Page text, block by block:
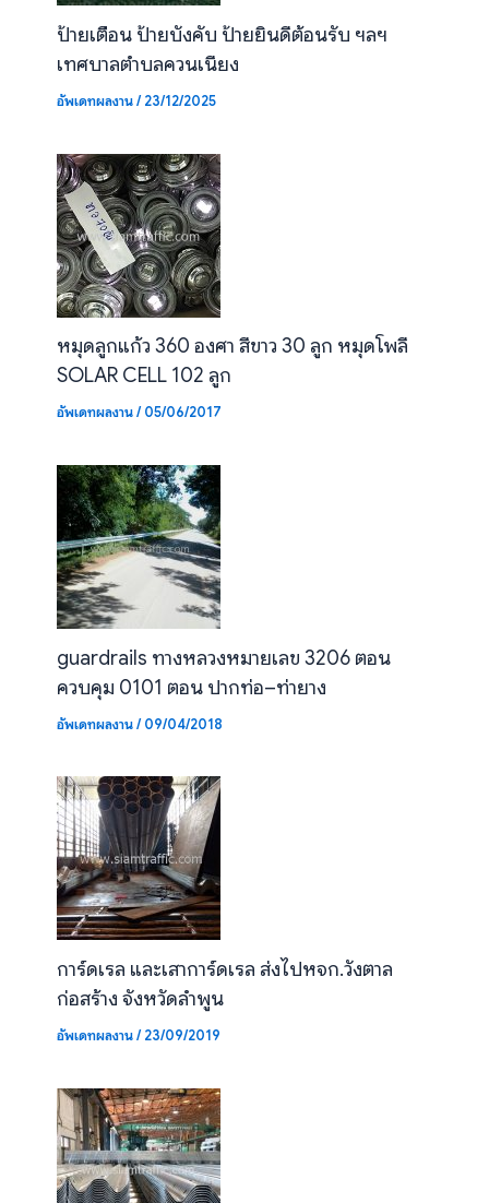
ป้ายเตือน ป้ายบังคับ ป้ายยินดีต้อนรับ ฯลฯ
เทศบาลตำบลควนเนียง
อัพเดทผลงาน/23/12/2025
หมุดลูกแก้ว 360 องศา สีขาว 30 ลูก หมุดโพลี
SOLAR CELL 102 ลูก
อัพเดทผลงาน/05/06/2017
guardrails ทางหลวงหมายเลข 3206 ตอน
ควบคุม 0101 ตอน ปากท่อ–ท่ายาง
อัพเดทผลงาน/09/04/2018
การ์ดเรล และเสาการ์ดเรล ส่งไปหจก.วังตาล
ก่อสร้าง จังหวัดลำพูน
อัพเดทผลงาน/23/09/2019